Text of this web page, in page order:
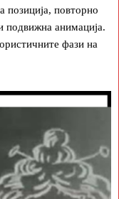
позиција, повторно
подвижна анимација.
фази на